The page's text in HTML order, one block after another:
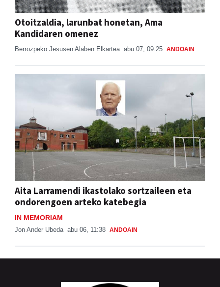
Otoitzaldia, larunbat honetan, Ama
Kandidaren omenez
Berrozpeko Jesusen Alaben Elkartea abu 07, 09:25 ANDOAIN
Aita Larramendi ikastolako sortzaileen eta
ondorengoen arteko katebegia
IN MEMORIAM
Jon Ander Ubeda abu 06, 11:38 ANDOAIN